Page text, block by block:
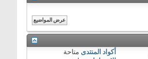
أكواد المنتدى متاحة